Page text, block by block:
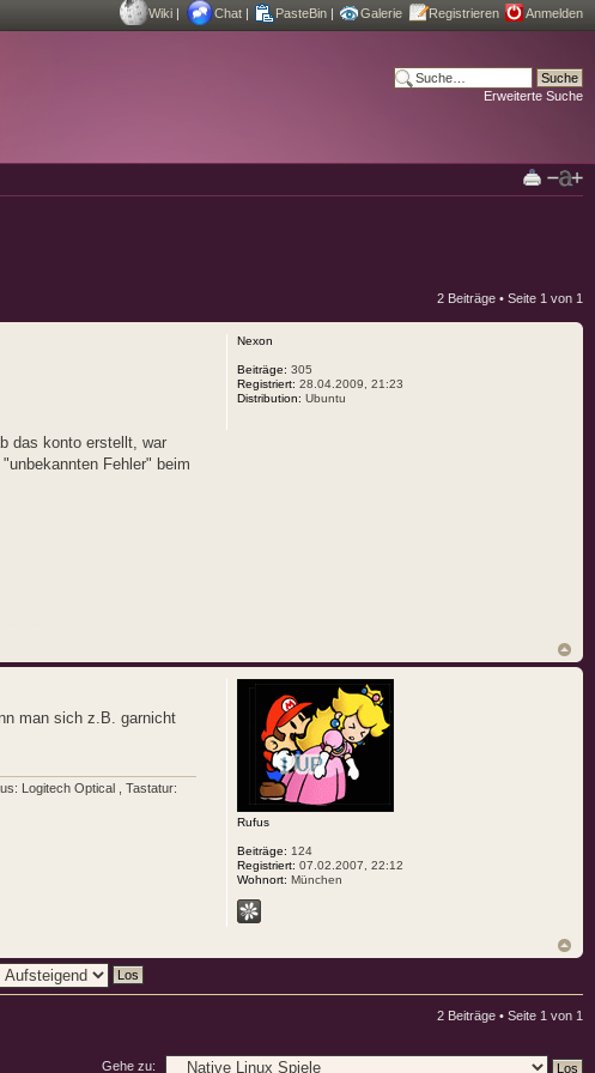
Wiki | Chat | PasteBin | Galerie Registrieren Anmelden
Erweiterte Suche
2 Beiträge • Seite 1 von 1
das konto erstellt, war
Fehler" beim
Nexon
Beiträge: 305
Registriert: 28.04.2009, 21:23
Distribution: Ubuntu
man sich z.B. garnicht
Logitech Optical , Tastatur:
Rufus
Beiträge: 124
Registriert: 07.02.2007, 22:12
Wohnort: München
2 Beiträge • Seite 1 von 1
Gehe zu: